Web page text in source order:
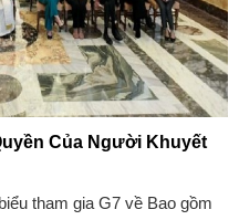
Của Người Khuyết
tham gia G7 về Bao gồm